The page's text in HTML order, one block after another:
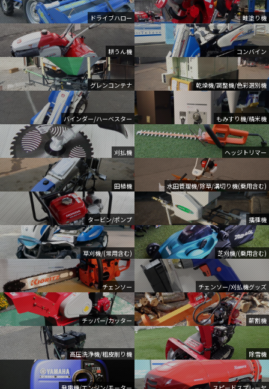
ドライブハロー 畦塗り機
耕うん機 コンバイン
グレンコンテナ 乾燥機/調整機/色彩選別機
バインダー/ハーベスター もみすり機/精米機
刈払機 ヘッジトリマー
田植機 水田管理機/除草/溝切り機(乗用含む)
タービン/ポンプ 播種機
草刈機/(常用含む) 芝刈機/(乗用含む)
チェンソー チェンソー/刈払機グッズ
チッパー/カッター 薪割機
高圧洗浄機/粗皮削り機 除雪機